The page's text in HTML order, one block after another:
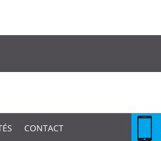
CONTACT